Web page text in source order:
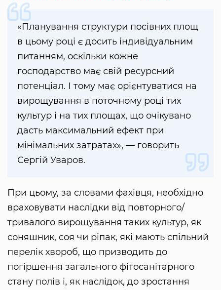
«Планування структури посівних площ
в цьому році є досить індивідуальним
питанням, оскільки кожне
господарство має свій ресурсний
потенціал. І тому має орієнтуватися на
вирощування в поточному році тих
культур і на тих площах, що очікувано
дасть максимальний ефект при
мінімальних затратах», — говорить
Сергій Уваров.
При цьому, за словами фахівця, необхідно
враховувати наслідки від повторного/
тривалого вирощування таких культур, як
соняшник, соя чи ріпак, які мають спільний
перелік хвороб, що призводить до
погіршення загального фітосанітарного
стану полів і, як наслідок, до зростання